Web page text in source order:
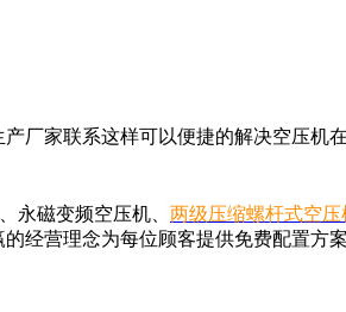
厂家联系这样可以便捷的解决空压机
永磁变频空压机、 两级压缩螺杆式空压
经营理念为每位顾客提供免费配置方